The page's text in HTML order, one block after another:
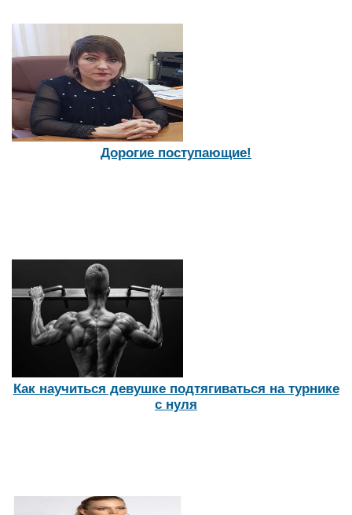
Дорогие поступающие!
Как научиться девушке подтягиваться на турнике
с нуля